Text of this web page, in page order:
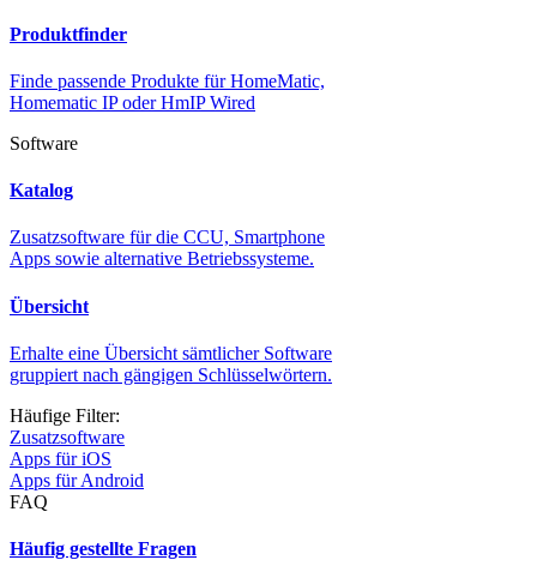
Produktfinder
Finde passende Produkte für HomeMatic,
Homematic IP oder HmIP Wired
Software
Katalog
Zusatzsoftware für die CCU, Smartphone
Apps sowie alternative Betriebssysteme.
Übersicht
Erhalte eine Übersicht sämtlicher Software
gruppiert nach gängigen Schlüsselwörtern.
Häufige Filter:
Zusatzsoftware
Apps für iOS
Apps für Android
FAQ
Häufig gestellte Fragen